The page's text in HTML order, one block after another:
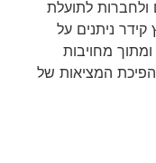
ולחברות לתועלת
קידר ניתנים על
מחויבות
המציאות של